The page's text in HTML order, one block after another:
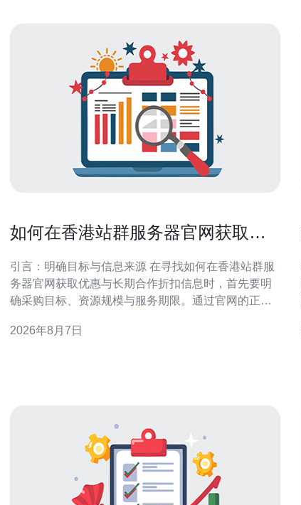
如何在香港站群服务器官网获取优
引言：明确目标与信息来源 在寻找如何在香港站群服
务器官网获取优惠与长期合作折扣信息时，首先要明
确采购目标、资源规模与服务期限。通过官网的正式
重官网途径与谈判策略，帮助企业在香港区域稳妥争
2026年8月7日